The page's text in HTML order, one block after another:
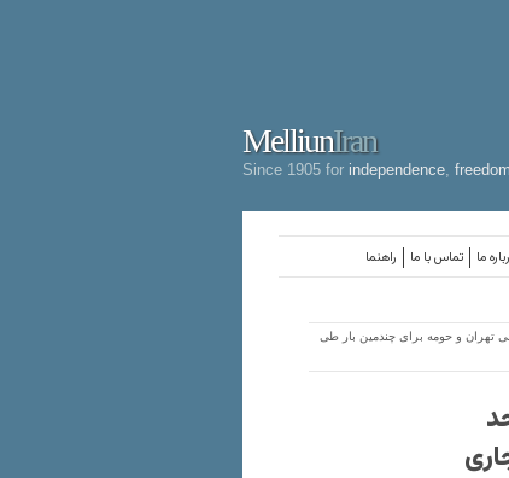
MelliunIran
Since 1905 for independence freedom
راهنما تماس با ما ما
تهران و حومه برای چندمین بار طی